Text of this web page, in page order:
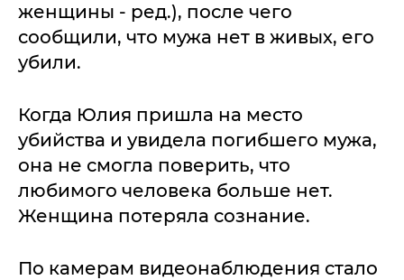
женщины - ред.), после чего
сообщили, что мужа нет в живых, его
убили.
Когда Юлия пришла на место
убийства и увидела погибшего мужа,
она не смогла поверить, что
любимого человека больше нет.
Женщина потеряла сознание.
По камерам видеонаблюдения стало